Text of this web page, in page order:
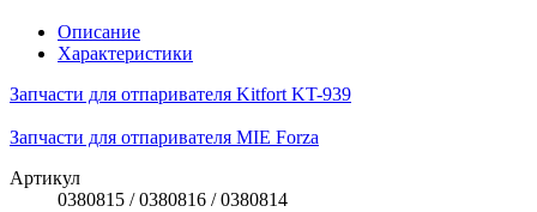
Описание
Характеристики
Запчасти для отпаривателя Kitfort KT-939
Запчасти для отпаривателя MIE Forza
Артикул
0380815 / 0380816 / 0380814